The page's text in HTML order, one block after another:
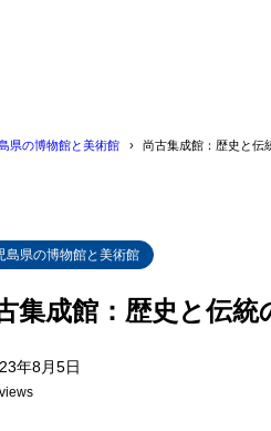
県の博物館と美術館 尚古集成館：歴史と伝
島県の博物館と美術館
集成館：歴史と伝統
年8月5日